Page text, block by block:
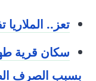
تعز..
سكان قرية
بسبب الصرف